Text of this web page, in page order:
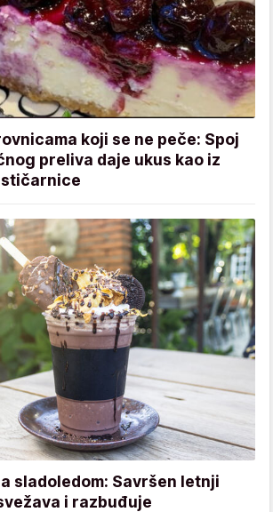
koji se ne peče: Spoj
preliva daje ukus kao iz
sladoledom: Savršen letnji
i razbuđuje